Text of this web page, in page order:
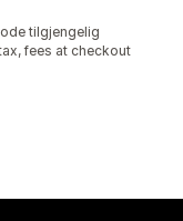
tilgjengelig
fees at checkout